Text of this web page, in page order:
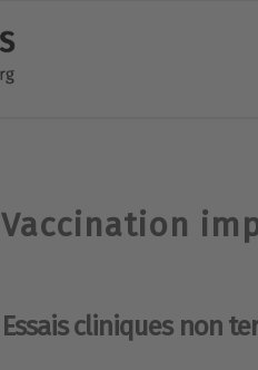
Vaccination
Essais cliniques non